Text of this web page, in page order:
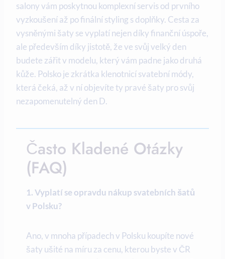
salony vám poskytnou komplexní servis od prvního
vyzkoušení až po finální styling s doplňky. Cesta za
vysněnými šaty se vyplatí nejen díky finanční úspoře,
ale především díky jistotě, že ve svůj velký den
budete zářit v modelu, který vám padne jako druhá
kůže. Polsko je zkrátka klenotnicí svatební módy,
která čeká, až v ní objevíte ty pravé šaty pro svůj
nezapomenutelný den D.
Často Kladené Otázky
(FAQ)
1. Vyplatí se opravdu nákup svatebních šatů
v Polsku?
Ano, v mnoha případech v Polsku koupíte nové
šaty ušité na míru za cenu, kterou byste v ČR